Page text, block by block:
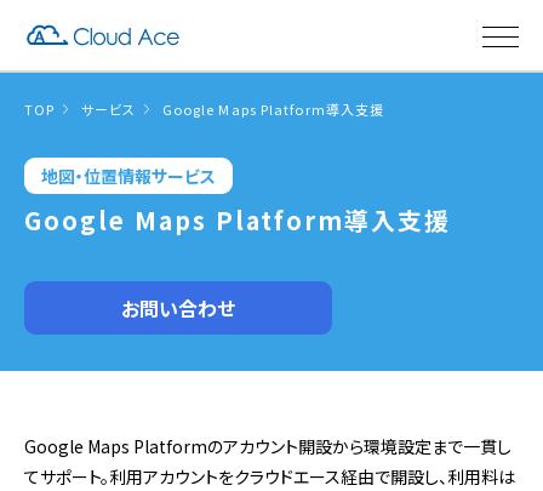
TOP サービス Google Maps Platform導入支援
地図・位置情報サービス
Google Maps Platform導入支援
お問い合わせ
Google Maps Platformのアカウント開設から環境設定まで一貫し
てサポート。利用アカウントをクラウドエース経由で開設し、利用料は